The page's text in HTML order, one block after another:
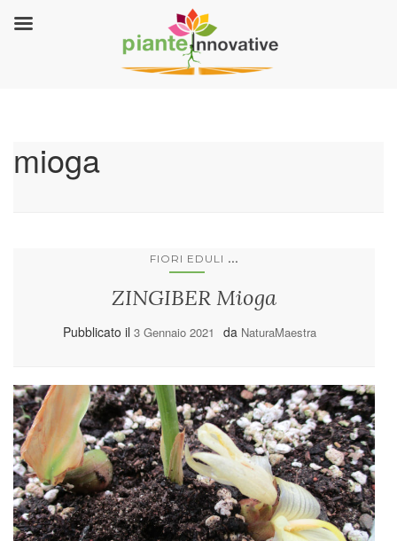
mioga
FIORI EDULI ...
ZINGIBER Mioga
Pubblicato il 3 Gennaio 2021 da NaturaMaestra